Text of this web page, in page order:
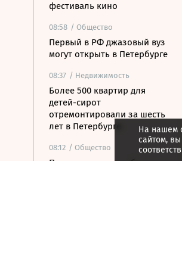
фестиваль кино
08:58 / Общество
Первый в РФ джазовый вуз
могут открыть в Петербурге
08:37 / Недвижимость
Более 500 квартир для
детей-сирот
отремонтировали за шесть
лет в Петербурге
08:12 / Общество
Прокуратура потребовала
На нашем
сайтом,